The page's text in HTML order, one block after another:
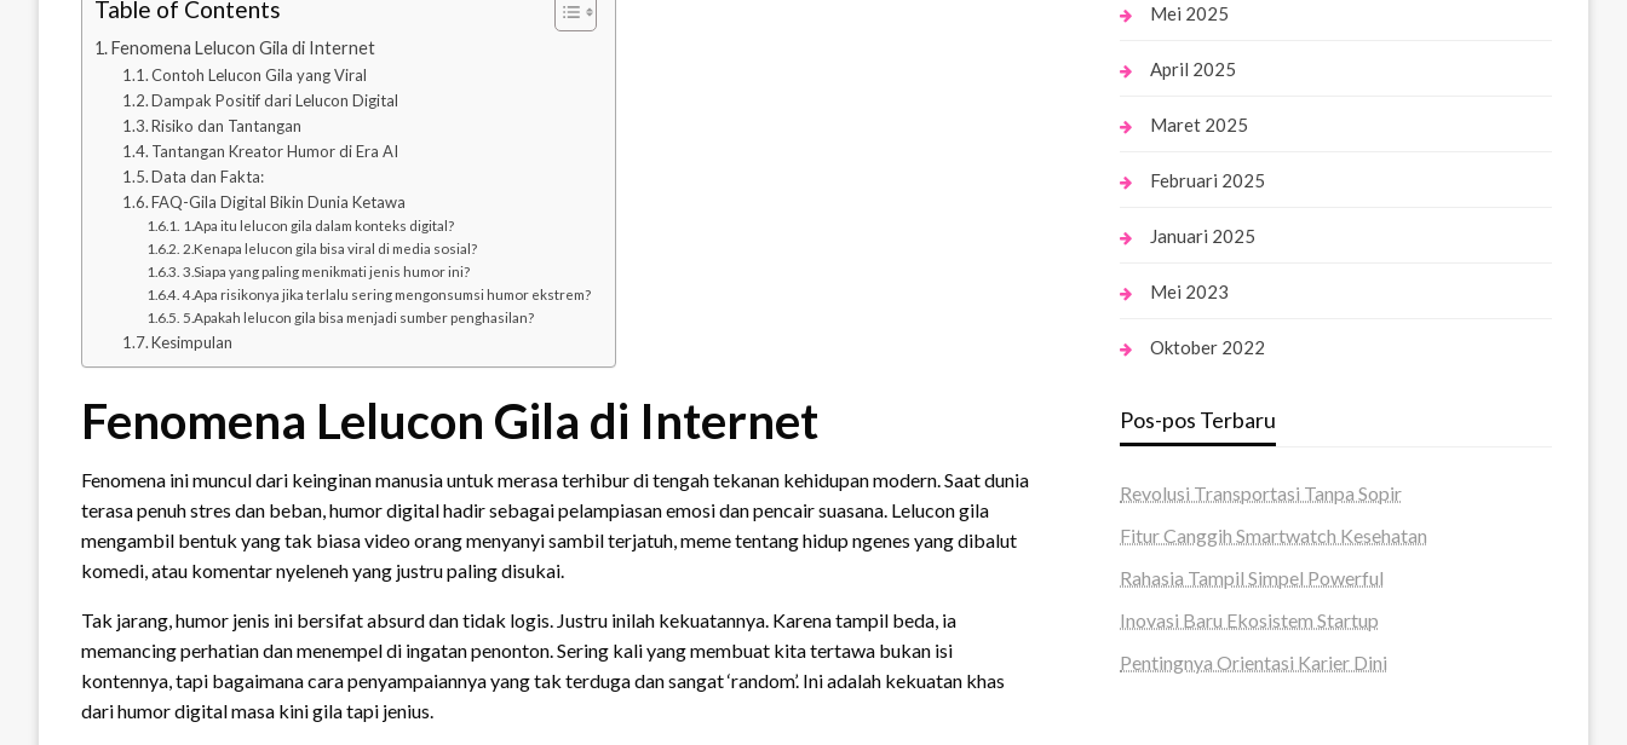
Table of Contents
Fenomena Lelucon Gila di Internet
Contoh Lelucon Gila yang Viral
Dampak Positif dari Lelucon Digital
Risiko dan Tantangan
Tantangan Kreator Humor di Era AI
Data dan Fakta:
FAQ-Gila Digital Bikin Dunia Ketawa
1.Apa itu lelucon gila dalam konteks digital?
2.Kenapa lelucon gila bisa viral di media sosial?
3.Siapa yang paling menikmati jenis humor ini?
4.Apa risikonya jika terlalu sering mengonsumsi humor ekstrem?
5.Apakah lelucon gila bisa menjadi sumber penghasilan?
Kesimpulan
Fenomena Lelucon Gila di Internet
Fenomena ini muncul dari keinginan manusia untuk merasa terhibur di tengah tekanan kehidupan modern. Saat dunia
terasa penuh stres dan beban, humor digital hadir sebagai pelampiasan emosi dan pencair suasana. Lelucon gila
mengambil bentuk yang tak biasa video orang menyanyi sambil terjatuh, meme tentang hidup ngenes yang dibalut
komedi, atau komentar nyeleneh yang justru paling disukai.
Tak jarang, humor jenis ini bersifat absurd dan tidak logis. Justru inilah kekuatannya. Karena tampil beda, ia
memancing perhatian dan menempel di ingatan penonton. Sering kali yang membuat kita tertawa bukan isi
kontennya, tapi bagaimana cara penyampaiannya yang tak terduga dan sangat ‘random’. Ini adalah kekuatan khas
dari humor digital masa kini gila tapi jenius.
Mei 2025
April 2025
Maret 2025
Februari 2025
Januari 2025
Mei 2023
Oktober 2022
Pos-pos Terbaru
Revolusi Transportasi Tanpa Sopir
Fitur Canggih Smartwatch Kesehatan
Rahasia Tampil Simpel Powerful
Inovasi Baru Ekosistem Startup
Pentingnya Orientasi Karier Dini